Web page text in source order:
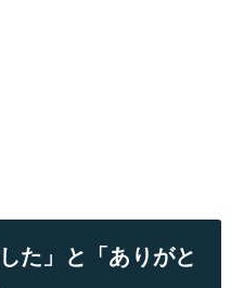
た」と「ありがと